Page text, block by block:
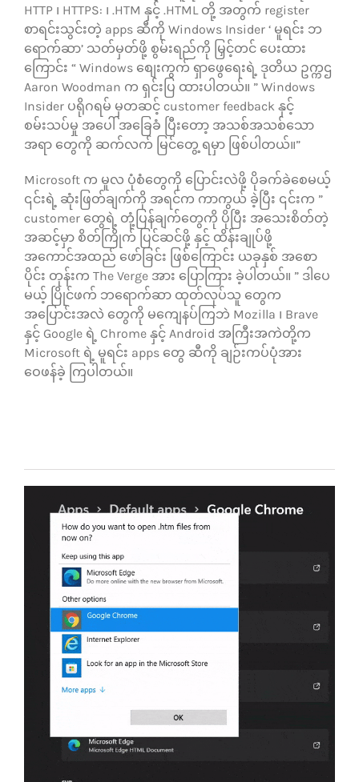
HTTP ၊ HTTPS: ၊ .HTM နှင့် .HTML တို့ အတွက် register
စာရင်းသွင်းတဲ့ apps ဆီကို Windows Insider ‘ မူရင်း ဘ
ရောက်ဆာ’ သတ်မှတ်ဖို့ စွမ်းရည်ကို မြှင့်တင် ပေးထား
ကြောင်း “ Windows စျေးကွက် ရှာဖွေရေးရဲ့ ဒုတိယ ဥက္ကဌ
Aaron Woodman က ရှင်းပြ ထားပါတယ်။ ” Windows
Insider ပရိုဂရမ် မှတဆင့် customer feedback နှင့်
စမ်းသပ်မှု အပေါ် အခြေခံ ပြီးတော့ အသစ်အသစ်သော
အရာ တွေကို ဆက်လက် မြင်တွေ့ ရမှာ ဖြစ်ပါတယ်။”
Microsoft က မူလ ပုံစံတွေကို ပြောင်းလဲဖို့ ပိုခက်ခဲစေမယ့်
၎င်းရဲ့ ဆုံးဖြတ်ချက်ကို အရင်က ကာကွယ် ခဲ့ပြီး ၎င်းက ”
customer တွေရဲ့ တုံ့ပြန်ချက်တွေကို ပိုပြီး အသေးစိတ်တဲ့
အဆင့်မှာ စိတ်ကြိုက် ပြင်ဆင်ဖို့ နှင့် ထိန်းချုပ်ဖို့
အကောင်အထည် ဖော်ခြင်း ဖြစ်ကြောင်း ယခုနှစ် အစော
ပိုင်း တုန်းက The Verge အား ပြောကြား ခဲ့ပါတယ်။ ” ဒါပေ
မယ့် ပြိုင်ဖက် ဘရောက်ဆာ ထုတ်လုပ်သူ တွေက
အပြောင်းအလဲ တွေကို မကျေနပ်ကြဘဲ Mozilla ၊ Brave
နှင့် Google ရဲ့ Chrome နှင့် Android အကြီးအကဲတို့က
Microsoft ရဲ့ မူရင်း apps တွေ ဆီကို ချဉ်းကပ်ပုံအား
ဝေဖန်ခဲ့ ကြပါတယ်။